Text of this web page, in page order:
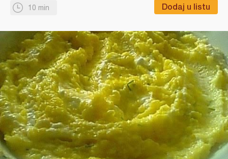
10 min Dodaj u listu